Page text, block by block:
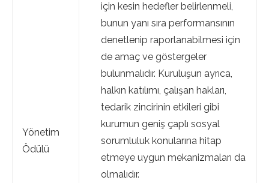
Yönetim
Ödülü
için kesin hedefler belirlenmeli,
bunun yanı sıra performansının
denetlenip raporlanabilmesi için
de amaç ve göstergeler
bulunmalıdır. Kuruluşun ayrıca,
halkın katılımı, çalışan hakları,
tedarik zincirinin etkileri gibi
kurumun geniş çaplı sosyal
sorumluluk konularına hitap
etmeye uygun mekanizmaları da
olmalıdır.